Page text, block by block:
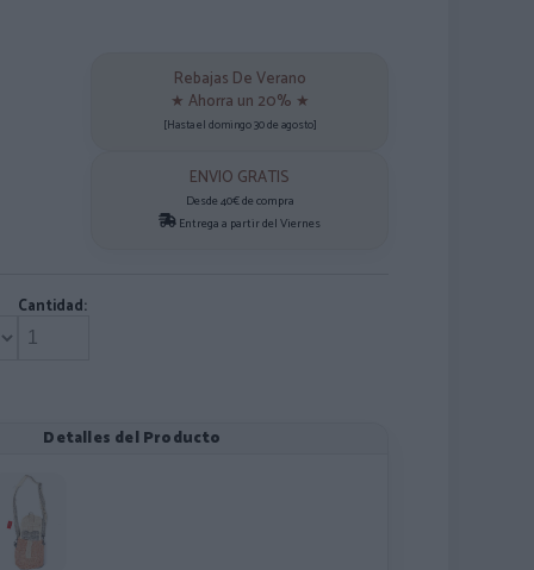
Rebajas De Verano
★ Ahorra un 20% ★
[Hasta el domingo 30 de agosto]
ENVIO GRATIS
Desde 40€ de compra
Entrega a partir del Viernes
Cantidad:
Detalles del Producto